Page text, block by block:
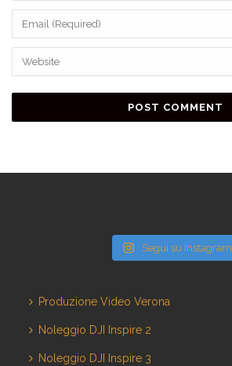
Segui su Instagram
Produzione Video Verona
Noleggio DJI Inspire 2
Noleggio DJI Inspire 3